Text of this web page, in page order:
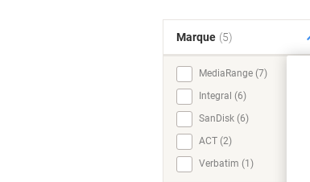
Marque (5)
MediaRange (7)
Integral (6)
SanDisk (6)
ACT (2)
Verbatim (1)